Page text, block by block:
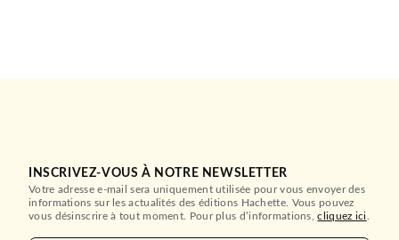
INSCRIVEZ-VOUS À NOTRE NEWSLETTER
Votre adresse e-mail sera uniquement utilisée pour vous envoyer des
informations sur les actualités des éditions Hachette. Vous pouvez
vous désinscrire à tout moment. Pour plus d’informations,cliquez ici